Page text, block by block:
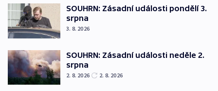
SOUHRN: Zásadní události pondělí 3.
srpna
3. 8. 2026
SOUHRN: Zásadní události neděle 2.
srpna
2. 8. 2026 2. 8. 2026